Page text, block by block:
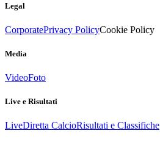
Legal
CorporatePrivacy PolicyCookie Policy
Media
VideoFoto
Live e Risultati
LiveDiretta CalcioRisultati e Classifiche